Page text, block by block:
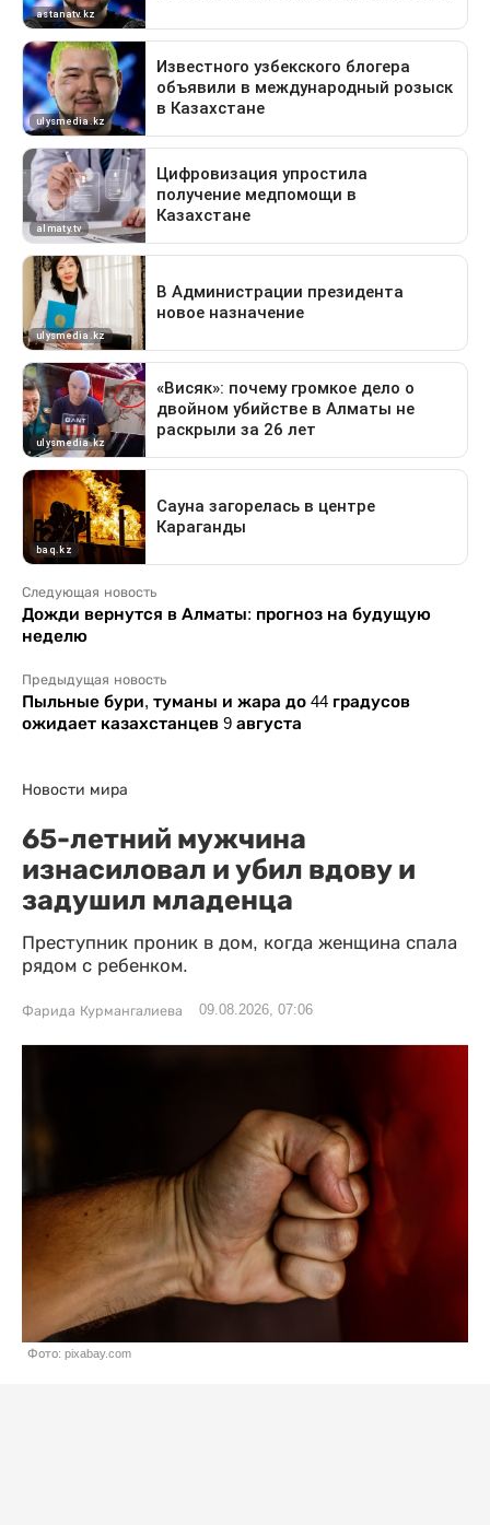
Следующая новость
Дожди вернутся в Алматы: прогноз на будущую
неделю
Предыдущая новость
Пыльные бури, туманы и жара до 44 градусов
ожидает казахстанцев 9 августа
Новости мира
65-летний мужчина
изнасиловал и убил вдову и
задушил младенца
Преступник проник в дом, когда женщина спала
рядом с ребенком.
Фарида Курмангалиева 09.08.2026, 07:06
Фото: pixabay.com